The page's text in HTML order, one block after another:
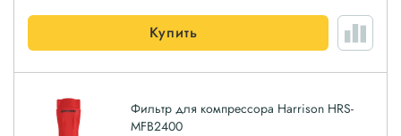
Купить
Фильтр для компрессора Harrison HRS-
MFB2400